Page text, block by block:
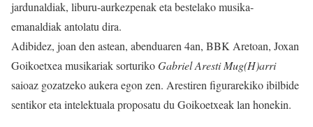
jardunaldiak, liburu-aurkezpenak eta bestelako musika-
emanaldiak antolatu dira.
Adibidez, joan den astean, abenduaren 4an, BBK Aretoan, Joxan
Goikoetxea musikariak sorturikoGabriel Aresti Mug(H)arri
saioaz gozatzeko aukera egon zen. Arestiren figurarekiko ibilbide
sentikor eta intelektuala proposatu du Goikoetxeak lan honekin.